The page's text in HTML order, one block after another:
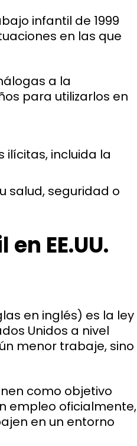
infantil de 1999
en las que
a la
para utilizarlos en
ilícitas, incluida la
salud, seguridad o
EE.UU.
en inglés) es la ley
Unidos a nivel
menor trabaje, sino
como objetivo
empleo oficialmente,
en un entorno